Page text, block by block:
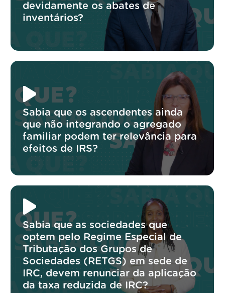
devidamente os abates de
inventários?
Sabia que os ascendentes ainda
que não integrando o agregado
familiar podem ter relevância para
efeitos de IRS?
Sabia que as sociedades que
optem pelo Regime Especial de
Tributação dos Grupos de
Sociedades (RETGS) em sede de
IRC, devem renunciar da aplicação
da taxa reduzida de IRC?